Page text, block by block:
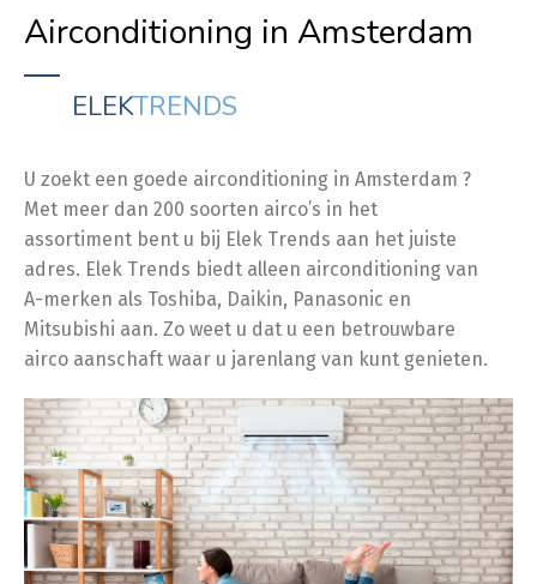
Airconditioning in Amsterdam
ELEKTRENDS
U zoekt een goede airconditioning in Amsterdam ?
Met meer dan 200 soorten airco’s in het
assortiment bent u bij Elek Trends aan het juiste
adres. Elek Trends biedt alleen airconditioning van
A-merken als Toshiba, Daikin, Panasonic en
Mitsubishi aan. Zo weet u dat u een betrouwbare
airco aanschaft waar u jarenlang van kunt genieten.